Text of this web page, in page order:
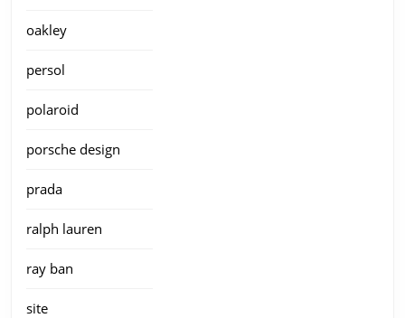
oakley
persol
polaroid
porsche design
prada
ralph lauren
ray ban
site